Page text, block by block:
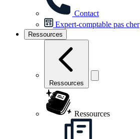
Contact
Expert-comptable pas cher
Ressources
Ressources
Ressources